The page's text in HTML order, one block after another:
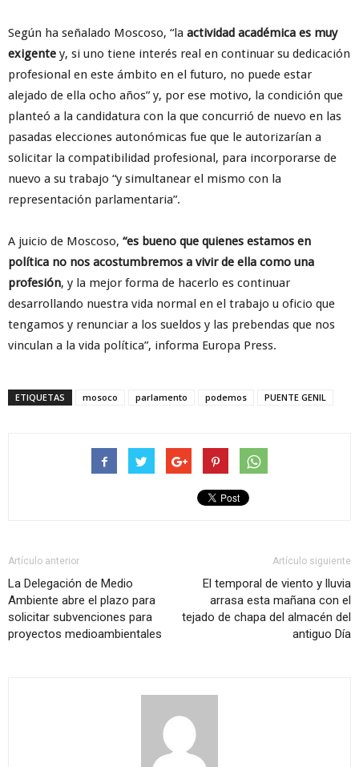
Según ha señalado Moscoso, “la actividad académica es muy
exigente y, si uno tiene interés real en continuar su dedicación
profesional en este ámbito en el futuro, no puede estar
alejado de ella ocho años” y, por ese motivo, la condición que
planteó a la candidatura con la que concurrió de nuevo en las
pasadas elecciones autonómicas fue que le autorizarían a
solicitar la compatibilidad profesional, para incorporarse de
nuevo a su trabajo “y simultanear el mismo con la
representación parlamentaria”.
A juicio de Moscoso, “es bueno que quienes estamos en
política no nos acostumbremos a vivir de ella como una
profesión, y la mejor forma de hacerlo es continuar
desarrollando nuestra vida normal en el trabajo u oficio que
tengamos y renunciar a los sueldos y las prebendas que nos
vinculan a la vida política”, informa Europa Press.
ETIQUETAS mosoco parlamento podemos PUENTE GENIL
Artículo anterior
La Delegación de Medio
Ambiente abre el plazo para
solicitar subvenciones para
proyectos medioambientales
Artículo siguiente
El temporal de viento y lluvia
arrasa esta mañana con el
tejado de chapa del almacén del
antiguo Día